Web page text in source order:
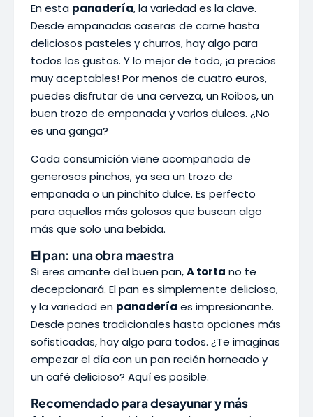
En esta panadería, la variedad es la clave.
Desde empanadas caseras de carne hasta
deliciosos pasteles y churros, hay algo para
todos los gustos. Y lo mejor de todo, ¡a precios
muy aceptables! Por menos de cuatro euros,
puedes disfrutar de una cerveza, un Roibos, un
buen trozo de empanada y varios dulces. ¿No
es una ganga?
Cada consumición viene acompañada de
generosos pinchos, ya sea un trozo de
empanada o un pinchito dulce. Es perfecto
para aquellos más golosos que buscan algo
más que solo una bebida.
El pan: una obra maestra
Si eres amante del buen pan,A torta no te
decepcionará. El pan es simplemente delicioso,
y la variedad en panadería es impresionante.
Desde panes tradicionales hasta opciones más
sofisticadas, hay algo para todos. ¿Te imaginas
empezar el día con un pan recién horneado y
un café delicioso? Aquí es posible.
Recomendado para desayunar y más